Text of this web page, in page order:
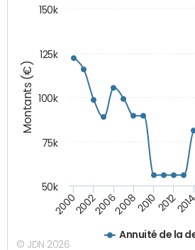
Montants (€)
Annuité de la
2000200220062008201020122014
100k
50k
75k
125k
150k
© JDN 2026